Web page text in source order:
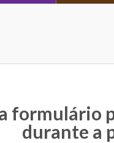
formulário
durante a